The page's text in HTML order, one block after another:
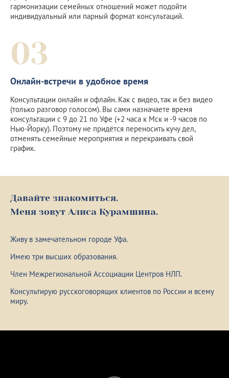
гармонизации семейных отношений может подойти
индивидуальный или парный формат консультаций.
03
Онлайн-встречи в удобное время
Консультации онлайн и офлайн. Как с видео, так и без видео
(только разговор голосом). Вы сами назначаете время
консультации с 9 до 21 по Уфе (+2 часа к Мск и -9 часов по
Нью-Йорку). Поэтому не придётся переносить кучу дел,
отменять семейные мероприятия и перекраивать свой
график.
Давайте знакомиться.
Меня зовут Алиса Курамшина.
Живу в замечательном городе Уфа.
Имею три высших образования.
Член Межрегиональной Ассоциации Центров НЛП.
Консультирую русскоговорящих клиентов по России и всему
миру.